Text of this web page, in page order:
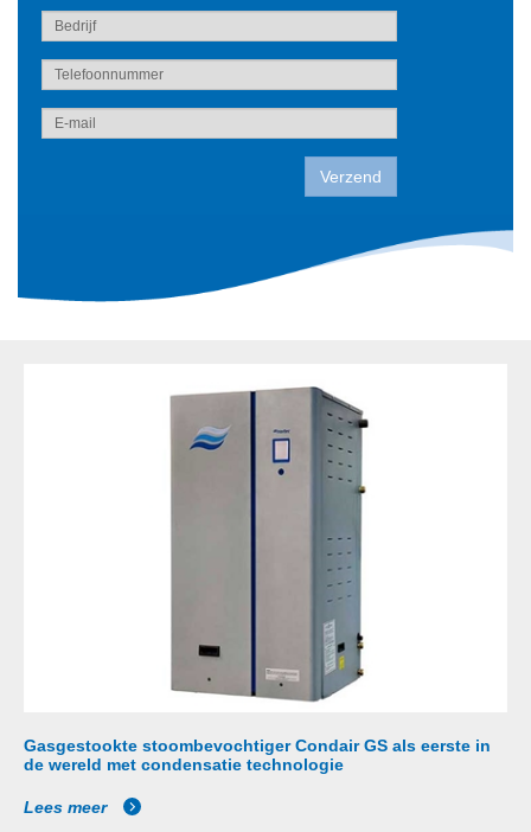
Verzend
Gasgestookte stoombevochtiger Condair GS als eerste in
de wereld met condensatie technologie
Lees meer